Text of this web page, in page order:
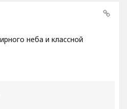
неба и классной